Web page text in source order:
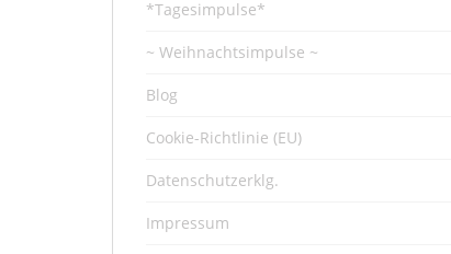
*Tagesimpulse*
~ Weihnachtsimpulse ~
Blog
Cookie-Richtlinie (EU)
Datenschutzerklg.
Impressum